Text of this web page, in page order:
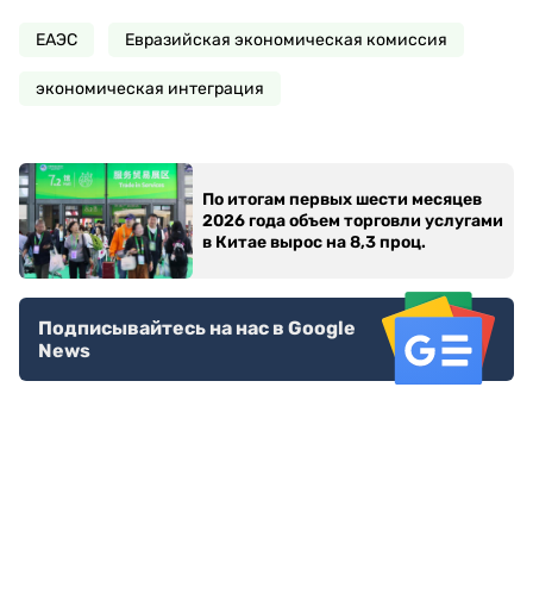
ЕАЭС Евразийская экономическая комиссия
экономическая интеграция
По итогам первых шести месяцев
2026 года объем торговли услугами
в Китае вырос на 8,3 проц.
Подписывайтесь на нас в Google
News